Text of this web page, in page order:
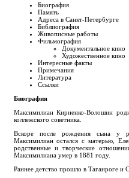
Биография
Память
Адреса в Санкт-Петербурге
Библиография
Живописные работы
Фильмография
Документальное кино
Художественное кино
Интересные факты
Примечания
Литература
Ссылки
Биография
Максимилиан Кириенко-Волошин
коллежского советника.
Вскоре после рождения сына у
Максимилиан остался с матерью,
родственные и творческие
Максимилиана умер в 1881 году.
Раннее детство прошло в Таганроге и